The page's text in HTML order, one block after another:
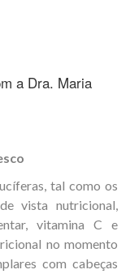
a Dra. Maria
tal como os
vista nutricional,
vitamina C e
no momento
com cabeças